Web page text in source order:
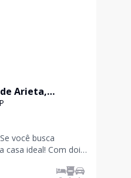
Arieta,
casa ideal! Com dois
o imóvel oferece tudo